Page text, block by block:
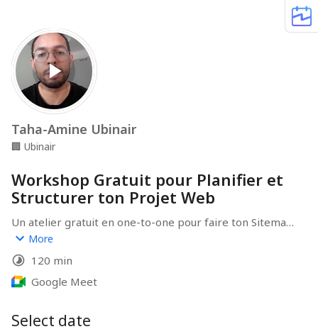
Taha-Amine Ubinair
🏢 Ubinair
Workshop Gratuit pour Planifier et
Structurer ton Projet Web
Un atelier gratuit en one-to-one pour faire ton Sitemap
Planning et ton User Story Mapping.
Que ce soit pour créer une application ou un site
internet, on t'aidera à structurer tes idées, à visualiser
fonctionnalités clés et à estimer le coût de ton projet
web.
More
120 min
Google Meet
Select date